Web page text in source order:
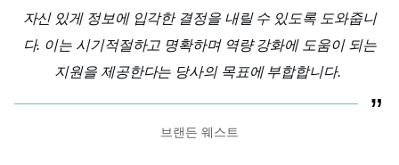
자신 있게 정보에 입각한 결정을 내릴 수 있도록 도와줍니
다. 이는 시기적절하고 명확하며 역량 강화에 도움이 되는
지원을 제공한다는 당사의 목표에 부합합니다.
브랜든 웨스트